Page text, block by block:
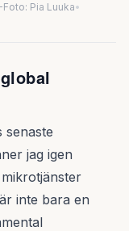
Foto: Pia Luuka•
senaste
jag igen
inte bara en